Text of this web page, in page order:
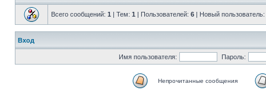
Всего сообщений: 1 | Тем: 1 | Пользователей: 6 | Новый пользователь:
Вход
Имя пользователя: Пароль:
Непрочитанные сообщения